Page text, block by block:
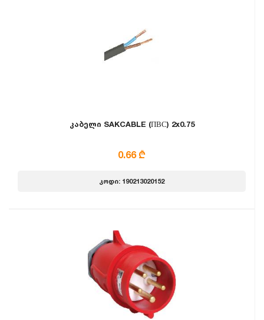
კაბელი SAKCABLE (ПВС) 2x0.75
0.66 ₾
კოდი: 190213020152